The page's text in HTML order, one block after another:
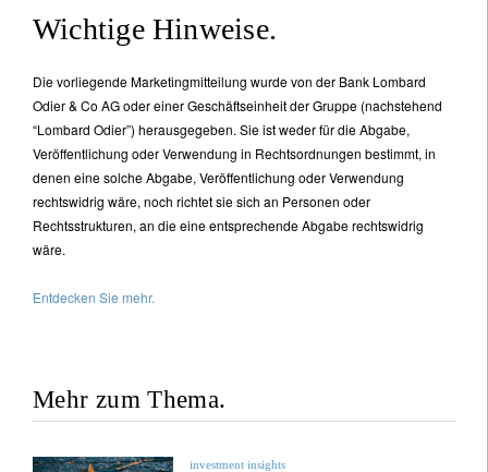
Wichtige Hinweise.
Die vorliegende Marketingmitteilung wurde von der Bank Lombard
Odier & Co AG oder einer Geschäftseinheit der Gruppe (nachstehend
“Lombard Odier”) herausgegeben. Sie ist weder für die Abgabe,
Veröffentlichung oder Verwendung in Rechtsordnungen bestimmt, in
denen eine solche Abgabe, Veröffentlichung oder Verwendung
rechtswidrig wäre, noch richtet sie sich an Personen oder
Rechtsstrukturen, an die eine entsprechende Abgabe rechtswidrig
wäre.
Entdecken Sie mehr.
Mehr zum Thema.
investment insights